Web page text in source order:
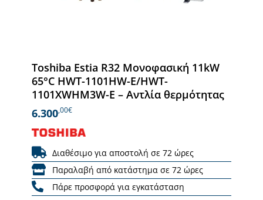
Toshiba Estia R32 Μονοφασική 11kW
65°C HWT-1101HW-E/HWT-
1101XWHM3W-E – Αντλία θερμότητας
6.300,00€
Διαθέσιμο για αποστολή σε 72 ώρες
Παραλαβή από κατάστημα σε 72 ώρες
Πάρε προσφορά για εγκατάσταση